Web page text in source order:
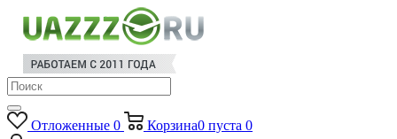
Отложенные 0 Корзина0 пуста 0